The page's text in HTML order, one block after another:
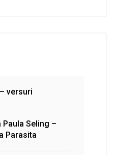
versuri
Paula Seling –
Parasita